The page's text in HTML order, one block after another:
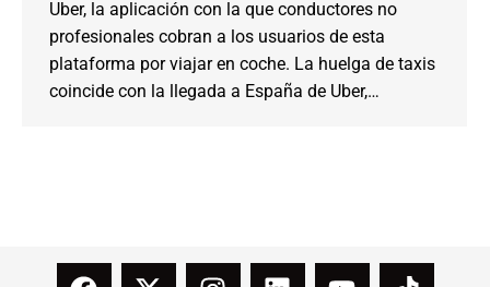
Uber, la aplicación con la que conductores no
profesionales cobran a los usuarios de esta
plataforma por viajar en coche. La huelga de taxis
coincide con la llegada a España de Uber,…